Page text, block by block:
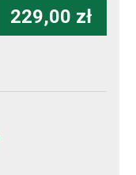
229,00 zł